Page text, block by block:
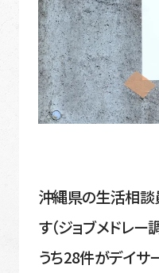
沖縄県の生活相談
す（ジョブメドレー
うち28件がデイ